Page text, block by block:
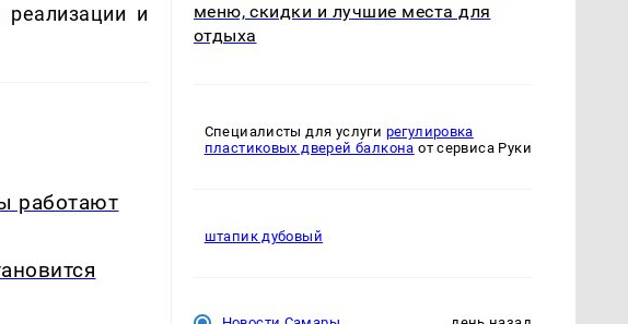
и
работают
меню, скидки и лучшие места для
отдыха
Специалисты для услуги регулировка
пластиковых дверей балкона от сервиса Руки
штапик дубовый